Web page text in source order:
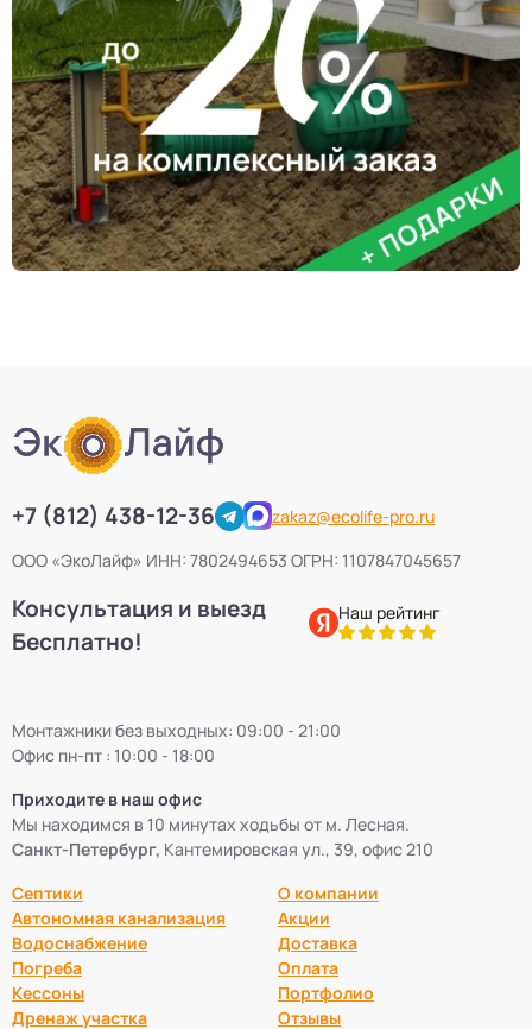
+7 (812) 438-12-36
zakaz@ecolife-pro.ru
ООО «ЭкоЛайф» ИНН: 7802494653 ОГРН: 1107847045657
Консультация и выезд
Бесплатно!
Наш рейтинг
Монтажники без выходных: 09:00 - 21:00
Офис пн-пт : 10:00 - 18:00
Приходите в наш офис
Мы находимся в 10 минутах ходьбы от м. Лесная.
Санкт-Петербург, Кантемировская ул., 39, офис 210
Септики
Автономная канализация
Водоснабжение
Погреба
Кессоны
Дренаж участка
О компании
Акции
Доставка
Оплата
Портфолио
Отзывы